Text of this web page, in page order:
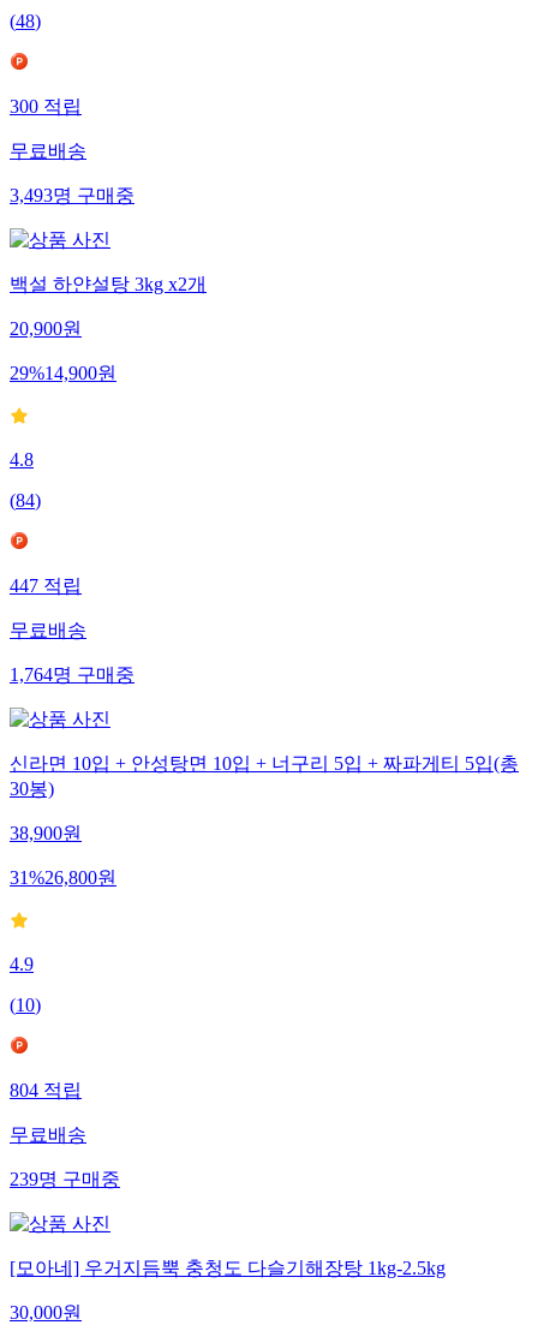
(48)
300적립
무료배송
3,493명구매중
백설 하얀설탕 3kg x2개
20,900원
29%14,900원
4.8
(84)
447적립
무료배송
1,764명구매중
신라면 10입 + 안성탕면 10입 + 너구리 5입 + 짜파게티 5입(총
30봉)
38,900원
31%26,800원
4.9
(10)
804적립
무료배송
239명구매중
[모아네] 우거지듬뿍 충청도 다슬기해장탕 1kg-2.5kg
30,000원